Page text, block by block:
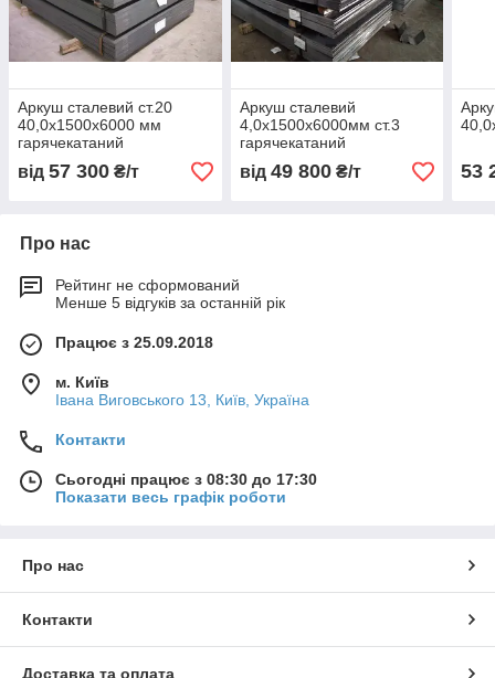
Аркуш сталевий ст.20
40,0х1500х6000 мм
гарячекатаний
від 57 300 ₴/т
Аркуш сталевий
4,0х1500х6000мм ст.3
гарячекатаний
від 49 800₴/т 53
Про нас
Рейтинг не сформований
Менше 5 відгуків за останній рік
Працює з 25.09.2018
м. Київ
Івана Виговського 13, Київ, Україна
Контакти
Сьогодні працює з 08:30 до 17:30
Показати весь графік роботи
Про нас
Контакти
Доставка та оплата